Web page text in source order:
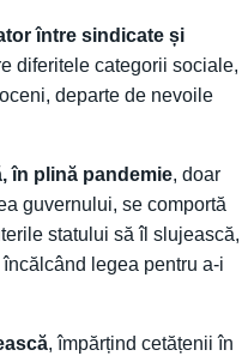
între sindicate și
diferitele categorii sociale,
departe de nevoile
în plină pandemie, doar
guvernului, se comportă
statului să îl slujească,
legea pentru a-i
, împărțind cetățenii în